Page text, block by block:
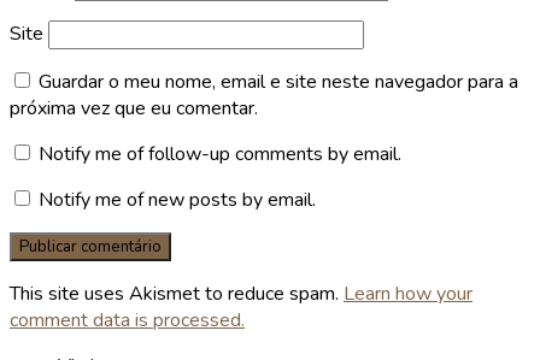
Site
Guardar o meu nome, email e site neste navegador para a
próxima vez que eu comentar.
Notify me of follow-up comments by email.
Notify me of new posts by email.
This site uses Akismet to reduce spam. Learn how your
comment data is processed.